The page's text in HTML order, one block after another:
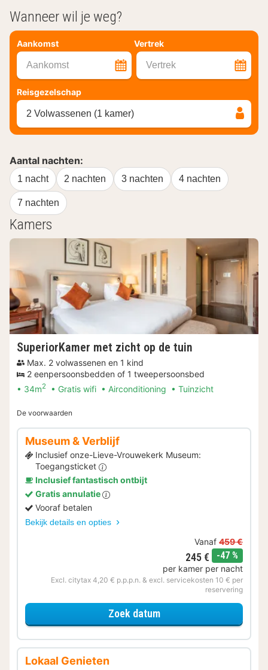
Wanneer wil je weg?
Aankomst Vertrek
Aankomst Vertrek
Reisgezelschap
2 Volwassenen (1 kamer)
Aantal nachten:
1 nacht 2 nachten 3 nachten 4 nachten
7 nachten
Kamers
SuperiorKamer met zicht op de tuin
Max. 2 volwassenen en 1 kind
2 eenpersoonsbedden of 1 tweepersoonsbed
34m2 Gratis wifi Airconditioning Tuinzicht
De voorwaarden
Museum & Verblijf
Inclusief onze-Lieve-Vrouwekerk Museum:
Toegangsticket
Inclusief fantastisch ontbijt
Gratis annulatie
Vooraf betalen
Bekijk details en opties
Vanaf 459 €
245 € -47 %
per kamer per nacht
Excl. citytax 4,20 € p.p.p.n. & excl. servicekosten 10 € per
reservering
Zoek datumvoor Museum & Verblijf
Lokaal Genieten